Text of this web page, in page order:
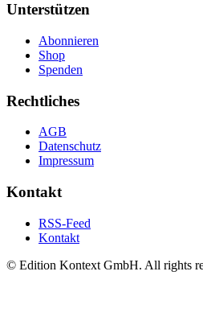
Unterstützen
Abonnieren
Shop
Spenden
Rechtliches
AGB
Datenschutz
Impressum
Kontakt
RSS-Feed
Kontakt
© Edition Kontext GmbH. All rights